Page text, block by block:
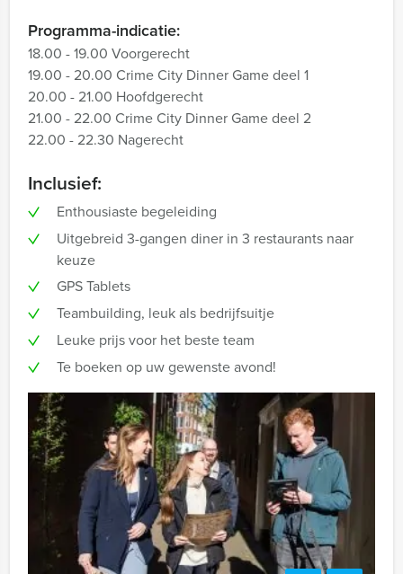
Programma-indicatie:
18.00 - 19.00 Voorgerecht
19.00 - 20.00 Crime City Dinner Game deel 1
20.00 - 21.00 Hoofdgerecht
21.00 - 22.00 Crime City Dinner Game deel 2
22.00 - 22.30 Nagerecht
Inclusief:
Enthousiaste begeleiding
Uitgebreid 3-gangen diner in 3 restaurants naar
keuze
GPS Tablets
Teambuilding, leuk als bedrijfsuitje
Leuke prijs voor het beste team
Te boeken op uw gewenste avond!